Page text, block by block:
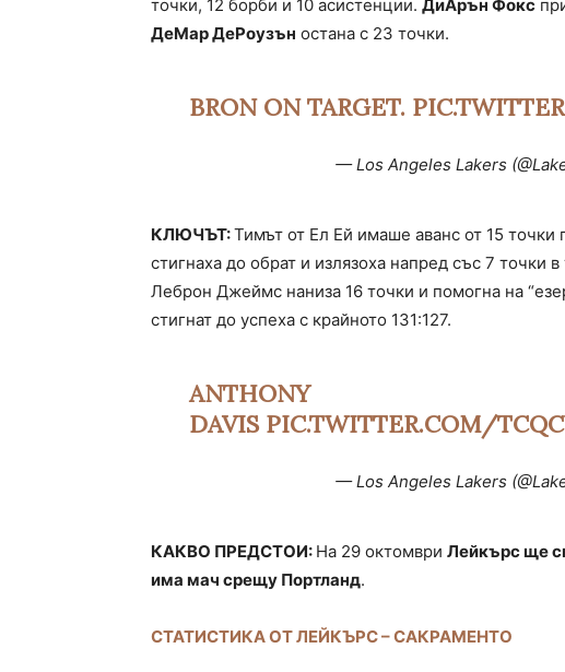
точки, 12 борби и 10 асистенции. ДиАрън Фокс
ДеМар ДеРоузън остана с 23 точки.
BRON ON TARGET.
— Los Angeles Lakers
КЛЮЧЪТ:Тимът от Ел Ей имаше аванс от 15
стигнаха до обрат и излязоха напред със 7 точки
Леброн Джеймс наниза 16 точки и помогна на
стигнат до успеха с крайното 131:127.
ANTHONY
DAVIS PIC.TWITTER.COM/
— Los Angeles Lakers
КАКВО ПРЕДСТОИ: На 29 октомври Лейкърс ще
има мач срещу Портланд.
СТАТИСТИКА ОТ ЛЕЙКЪРС – САКРАМЕНТО